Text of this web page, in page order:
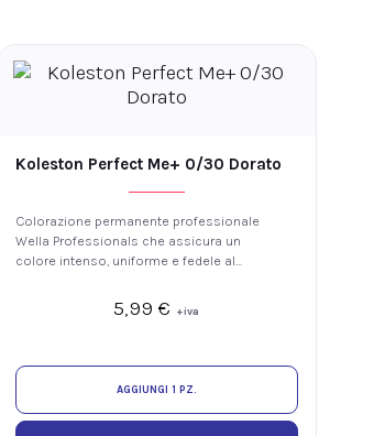
5,99 € +iva
Koleston Perfect Me+ 0/30 Dorato
Colorazione permanente professionale
Wella Professionals che assicura un
colore intenso, uniforme e fedele al
copertura dei capelli bianchi. La
tecnologia ME+ offre elevate
AGGIUNGI 1 PZ.